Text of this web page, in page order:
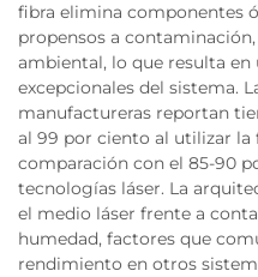
fibra elimina componentes
propensos a
ambiental, lo que resulta
excepcionales del sistema.
manufactureras reportan
al 99 por ciento al utilizar la
comparación con el 85-90
tecnologías láser. La
el medio láser frente a
humedad, factores que
rendimiento en otros